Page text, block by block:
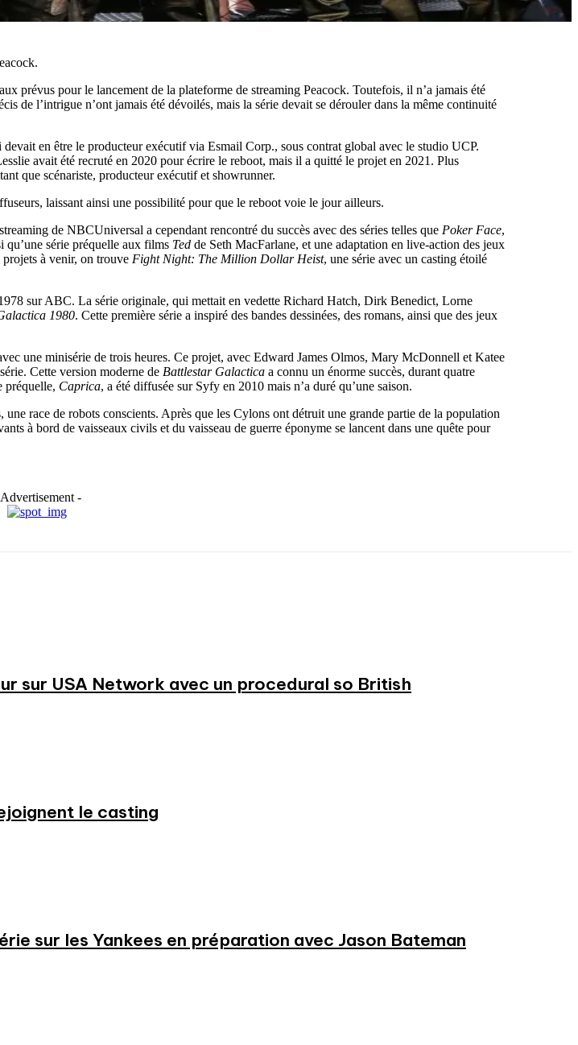
prévus pour le lancement de la plateforme de streaming Peacock. Toutefois, il n’a jamais été
de l’intrigue n’ont jamais été dévoilés, mais la série devait se dérouler dans la même continuité
devait en être le producteur exécutif via Esmail Corp., sous contrat global avec le studio UCP.
avait été recruté en 2020 pour écrire le reboot, mais il a quitté le projet en 2021. Plus
que scénariste, producteur exécutif et showrunner.
laissant ainsi une possibilité pour que le reboot voie le jour ailleurs.
de NBCUniversal a cependant rencontré du succès avec des séries telles que Poker Face,
qu’une série préquelle aux films Ted de Seth MacFarlane, et une adaptation en live-action des jeux
projets à venir, on trouve Fight Night: The Million Dollar Heist, une série avec un casting étoilé
sur ABC. La série originale, qui mettait en vedette Richard Hatch, Dirk Benedict, Lorne
1980. Cette première série a inspiré des bandes dessinées, des romans, ainsi que des jeux
une minisérie de trois heures. Ce projet, avec Edward James Olmos, Mary McDonnell et Katee
Cette version moderne de Battlestar Galactica a connu un énorme succès, durant quatre
préquelle, Caprica, a été diffusée sur Syfy en 2010 mais n’a duré qu’une saison.
race de robots conscients. Après que les Cylons ont détruit une grande partie de la population
à bord de vaisseaux civils et du vaisseau de guerre éponyme se lancent dans une quête pour
-
sur USA Network avec un procedural so British
le casting
sur les Yankees en préparation avec Jason Bateman